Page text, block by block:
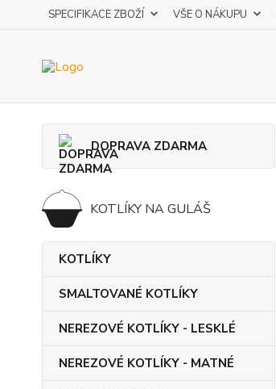
SPECIFIKACE ZBOŽÍ VŠE O NÁKUPU
DOPRAVA ZDARMA
KOTLÍKY NA GULÁŠ
KOTLÍKY
SMALTOVANÉ KOTLÍKY
NEREZOVÉ KOTLÍKY - LESKLÉ
NEREZOVÉ KOTLÍKY - MATNÉ